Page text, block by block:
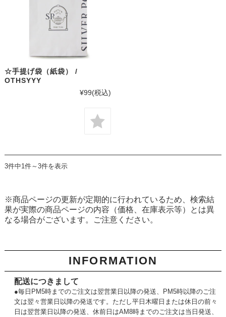
☆手提げ袋（紙袋） /
OTHSYYY
¥99(税込)
3件中1件～3件を表示
※商品ページの更新が定期的に行われているため、検索結
果が実際の商品ページの内容（価格、在庫表示等）とは異
なる場合がございます。ご注意ください。
INFORMATION
配送につきまして
●毎日PM5時までのご注文は翌営業日以降の発送、PM5時以降のご注
文は翌々営業日以降の発送です。ただし平日木曜日または休日の前々
日は翌営業日以降の発送、休前日はAM8時までのご注文は当日発送、